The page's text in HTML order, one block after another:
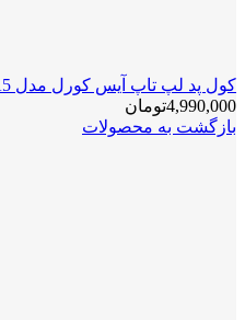
کول پد لپ تاپ آیس کورل مدل COOLPAD ICE COOREL A5
4,990,000تومان
بازگشت به محصولات